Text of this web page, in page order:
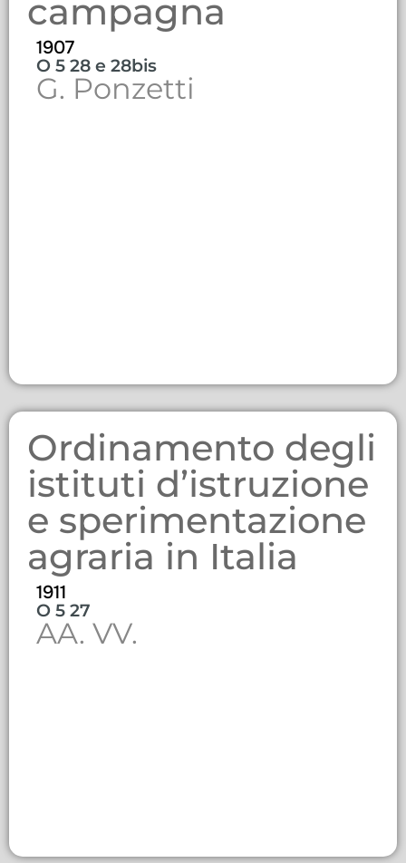
campagna
1907
O 5 28 e 28bis
G. Ponzetti
Ordinamento degli
istituti d’istruzione
e sperimentazione
agraria in Italia
1911
O 5 27
AA. VV.